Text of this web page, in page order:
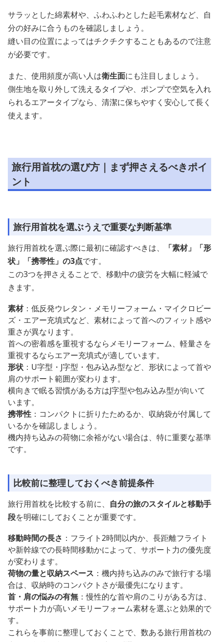
サラッとした綿素材や、ふわふわとした起毛素材など、自
分の好みに合うものを確認しましょう。
縫い目の位置によってはチクチクすることもあるので注意
が必要です。
また、使用頻度が高い人は衛生面にも注目しましょう。
側生地を取り外して洗えるタイプや、ポンプで空気を入れ
られるエアータイプなら、清潔に保ちやすく安心して長く
使えます。
旅行用首枕の選び方｜まず押さえるべきポイ
ント
旅行用首枕を選ぶうえで重要な判断基準
旅行用首枕を選ぶ際に最初に確認すべきは、
「素材」「形
状」「携帯性」の3点です。
この3つを押さえることで、移動中の疲労を大幅に軽減で
きます。
素材：低反発ウレタン・メモリーフォーム・マイクロビー
ズ・エアー充填式など、素材によって首へのフィット感や
重さが異なります。
首への密着感を重視するならメモリーフォーム、軽量さを
重視するならエアー充填式が適しています。
形状 ：U字型・J字型・包み込み型など、形状によって首や
肩のサポート範囲が変わります。
横向きで眠る習慣がある方はJ字型や包み込み型が向いて
います。
携帯性 ：コンパクトに折りたためるか、収納袋が付属して
いるかを確認しましょう。
機内持ち込みの荷物に余裕がない場合は、特に重要な基準
です。
比較前に整理しておくべき前提条件
旅行用首枕を比較する前に、 自分の旅のスタイルと移動手
段を明確にしておくことが重要です。
移動時間の長さ ：フライト2時間以内か、長距離フライト
や新幹線での長時間移動かによって、サポート力の優先度
が変わります。
荷物の量と収納スペース ：機内持ち込みのみで旅行する場
合は、収納時のコンパクトさが最優先になります。
首・肩の悩みの有無 ：慢性的な首や肩のこりがある方は、
サポート力が高いメモリーフォーム素材を選ぶと効果的で
す。
これらを事前に整理しておくことで、数ある旅行用首枕の